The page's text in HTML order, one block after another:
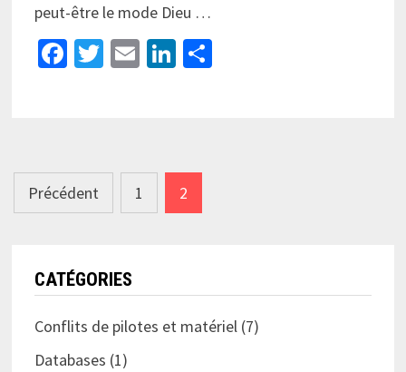
peut-être le mode Dieu …
Facebook
Twitter
EmailLinkedIn
Partager
Pagination
des
Précédent 1 2
CATÉGORIES
Conflits de pilotes et matériel(7)
Databases (1)